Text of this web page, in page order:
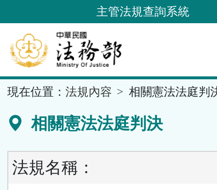
到
要
內
容
區
主管法規查詢系統
現在位置： 法規內容 相關憲法法庭判
相關憲法法庭判決
法規名稱：